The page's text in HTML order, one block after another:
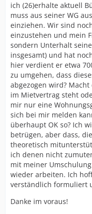
ich (26)erhalte aktuell
muss aus seiner WG
einziehen. Wir sind
einzustehen und mein
sondern Unterhalt
insgesamt) und hat
hier verdient er etwa
zu umgehen, dass
abgezogen wird?
im Mietvertrag steht
mir nur eine
sich bei mir melden
überhaupt OK so? Ich
betrügen, aber dass,
theoretisch
ich denen nicht
mit meiner
wieder arbeiten. Ich
verständlich formuliert
Danke im voraus!